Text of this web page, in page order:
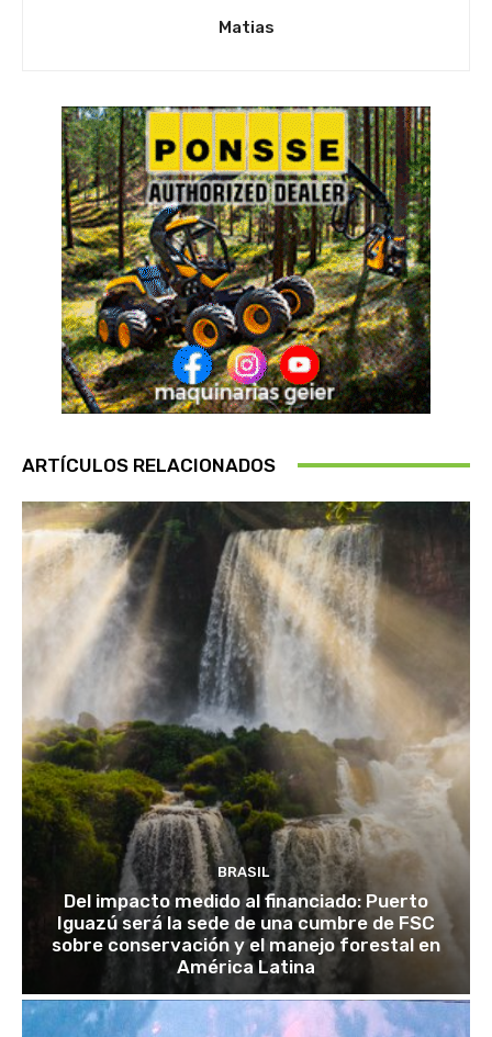
Matias
ARTÍCULOS RELACIONADOS
BRASIL
Del impacto medido al financiado: Puerto
Iguazú será la sede de una cumbre de FSC
sobre conservación y el manejo forestal en
América Latina